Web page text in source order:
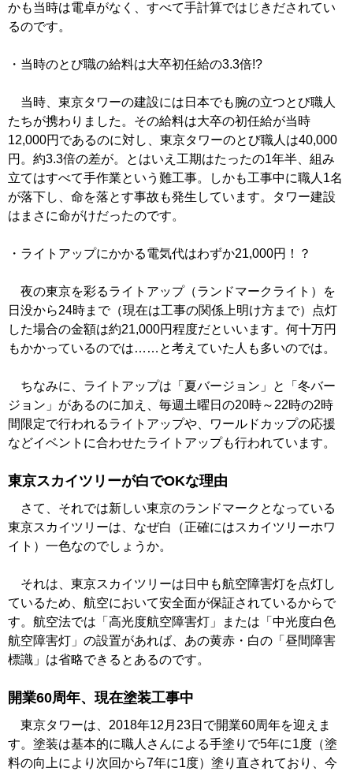
かも当時は電卓がなく、すべて手計算ではじきだされてい
るのです。
・当時のとび職の給料は大卒初任給の3.3倍!?
当時、東京タワーの建設には日本でも腕の立つとび職人
たちが携わりました。その給料は大卒の初任給が当時
12,000円であるのに対し、東京タワーのとび職人は40,000
円。約3.3倍の差が。とはいえ工期はたったの1年半、組み
立てはすべて手作業という難工事。しかも工事中に職人1名
が落下し、命を落とす事故も発生しています。タワー建設
はまさに命がけだったのです。
・ライトアップにかかる電気代はわずか21,000円！？
夜の東京を彩るライトアップ（ランドマークライト）を
日没から24時まで（現在は工事の関係上明け方まで）点灯
した場合の金額は約21,000円程度だといいます。何十万円
もかかっているのでは……と考えていた人も多いのでは。
ちなみに、ライトアップは「夏バージョン」と「冬バー
ジョン」があるのに加え、毎週土曜日の20時～22時の2時
間限定で行われるライトアップや、ワールドカップの応援
などイベントに合わせたライトアップも行われています。
東京スカイツリーが白でOKな理由
さて、それでは新しい東京のランドマークとなっている
東京スカイツリーは、なぜ白（正確にはスカイツリーホワ
イト）一色なのでしょうか。
それは、東京スカイツリーは日中も航空障害灯を点灯し
ているため、航空において安全面が保証されているからで
す。航空法では「高光度航空障害灯」または「中光度白色
航空障害灯」の設置があれば、あの黄赤・白の「昼間障害
標識」は省略できるとあるのです。
開業60周年、現在塗装工事中
東京タワーは、2018年12月23日で開業60周年を迎えま
す。塗装は基本的に職人さんによる手塗りで5年に1度（塗
料の向上により次回から7年に1度）塗り直されており、今